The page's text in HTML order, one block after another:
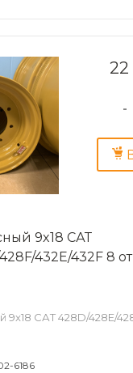
22
-
9x18 САТ
432E/432F 8
9x18 САТ 428D/428E/
6186